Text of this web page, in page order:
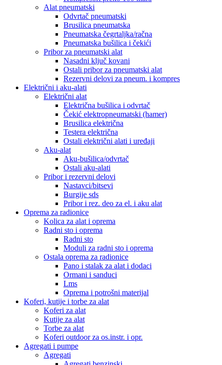
Alat pneumatski
Odvrtač pneumatski
Brusilica pneumatska
Pneumatska čegrtaljka/račna
Pneumatska bušilica i čekići
Pribor za pneumatski alat
Nasadni ključ kovani
Ostali pribor za pneumatski alat
Rezervni delovi za pneum. i kompres
Električni i aku-alati
Električni alat
Električna bušilica i odvrtač
Čekić elektropneumatski (hamer)
Brusilica električna
Testera električna
Ostali električni alati i uređaji
Aku-alat
Aku-bušilica/odvrtač
Ostali aku-alati
Pribor i rezervni delovi
Nastavci/bitsevi
Burgije sds
Pribor i rez. deo za el. i aku alat
Oprema za radionice
Kolica za alat i oprema
Radni sto i oprema
Radni sto
Moduli za radni sto i oprema
Ostala oprema za radionice
Pano i stalak za alat i dodaci
Ormani i sanduci
Lms
Oprema i potrošni materijal
Koferi, kutije i torbe za alat
Koferi za alat
Kutije za alat
Torbe za alat
Koferi outdoor za os.instr. i opr.
Agregati i pumpe
Agregati